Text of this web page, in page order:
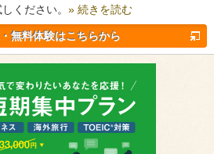
ください。 » 続きを読む
無料体験はこちらから